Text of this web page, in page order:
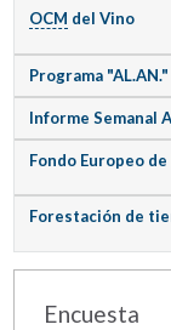
OCM del Vino
Programa "AL.AN."
Informe Semanal
Fondo Europeo de
Forestación de
Encuesta